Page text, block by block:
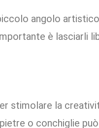
angolo
è lasciarli
stimolare la
o conchiglie